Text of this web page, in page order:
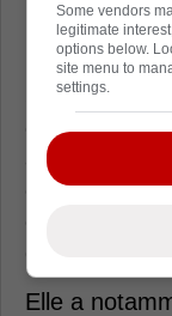
News, c'est
Reno a
Si elle avait
elle
à vie pour
et non celle
considérée
Elle a
Some vendors
legitimate
options below.
site menu to
settings.